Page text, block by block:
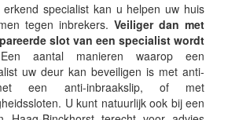
specialist kan u helpen uw huis
tegen inbrekers. Veiliger dan met
slot van een specialist wordt
aantal manieren waarop een
uw deur kan beveiligen is met anti-
een anti-inbraakslip, of met
U kunt natuurlijk ook bij een